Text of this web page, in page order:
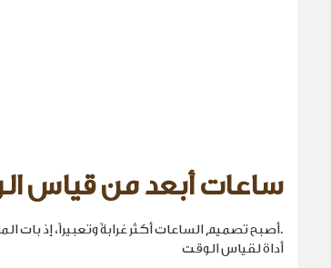
ساعات أبعد من قياس
.أصبح تصميم الساعات أكثر غرابةً وتعبيراً، إذ
أداة لقياس الوقت